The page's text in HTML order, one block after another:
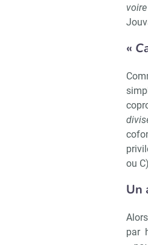
«
ou
Un
par